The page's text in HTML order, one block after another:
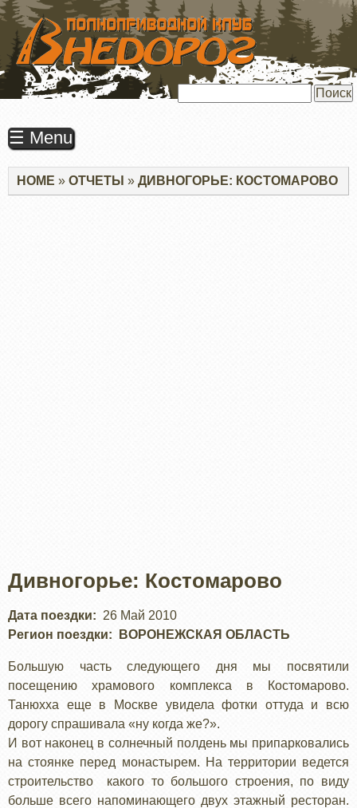
ПЕРЕЙТИ
ОСНОВНОМУ
СОДЕРЖАНИЮ
☰ Menu
Строка
навигации
HOME ОТЧЕТЫ ДИВНОГОРЬЕ: КОСТОМАРОВО
Дивногорье: Костомарово
Дата поездки
26 Май 2010
Регион поездки
ВОРОНЕЖСКАЯ ОБЛАСТЬ
Большую часть следующего дня мы посвятили
посещению храмового комплекса в Костомарово.
Танюхха еще в Москве увидела фотки оттуда и всю
дорогу спрашивала «ну когда же?».
И вот наконец в солнечный полдень мы припарковались
на стоянке перед монастырем. На территории ведется
строительство какого то большого строения, по виду
больше всего напоминающего двух этажный ресторан.